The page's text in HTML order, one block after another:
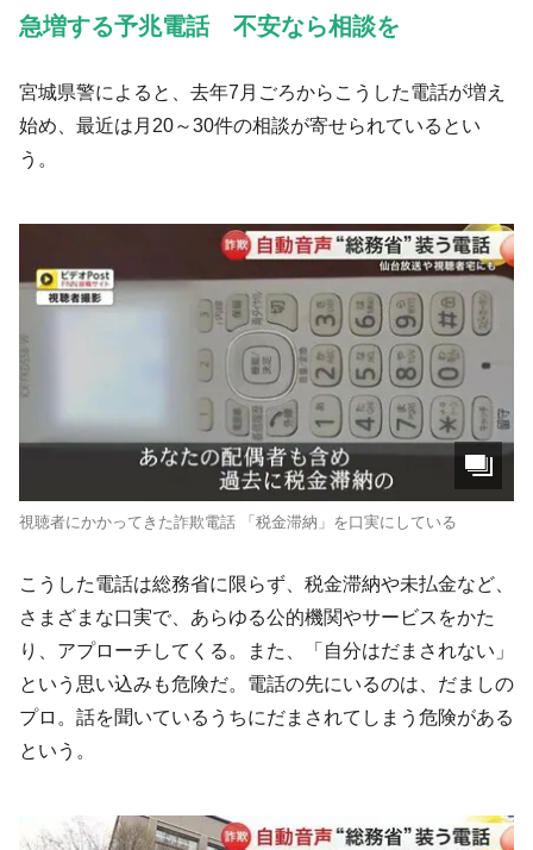
急増する予兆電話 不安なら相談を
宮城県警によると、去年7月ごろからこうした電話が増え
始め、最近は月20～30件の相談が寄せられているとい
う。
視聴者にかかってきた詐欺電話 「税金滞納」を口実にしている
こうした電話は総務省に限らず、税金滞納や未払金など、
さまざまな口実で、あらゆる公的機関やサービスをかた
り、アプローチしてくる。また、「自分はだまされない」
という思い込みも危険だ。電話の先にいるのは、だましの
プロ。話を聞いているうちにだまされてしまう危険がある
という。